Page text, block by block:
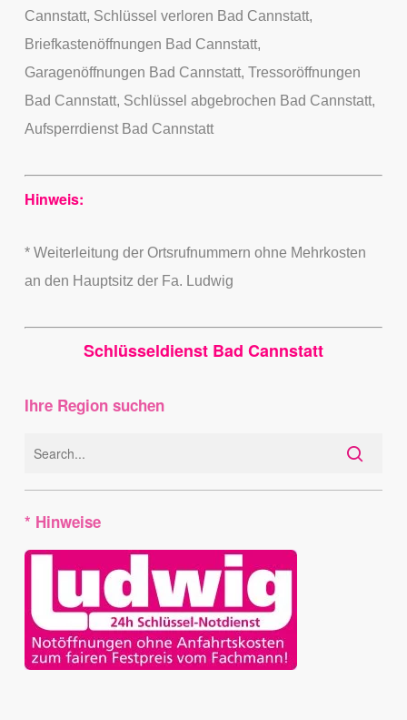
Cannstatt, Schlüssel verloren Bad Cannstatt,
Briefkastenöffnungen Bad Cannstatt,
Garagenöffnungen Bad Cannstatt, Tressoröffnungen
Bad Cannstatt, Schlüssel abgebrochen Bad Cannstatt,
Aufsperrdienst Bad Cannstatt
Hinweis:
* Weiterleitung der Ortsrufnummern ohne Mehrkosten
an den Hauptsitz der Fa. Ludwig
Schlüsseldienst Bad Cannstatt
Ihre Region suchen
* Hinweise